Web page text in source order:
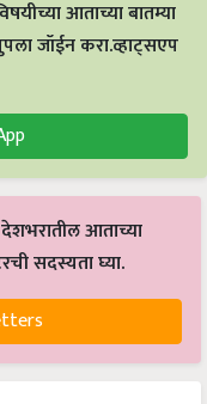
जॉईन करा.व्हाट्सएप
आताच्या
सदस्यता घ्या.